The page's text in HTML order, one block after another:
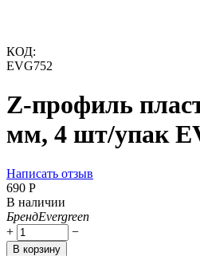
КОД:
EVG752
Z-профиль
мм, 4 шт/упак
Написать отзыв
‍690‍ Р
В наличии
БрендEvergreen
+
−
В корзину